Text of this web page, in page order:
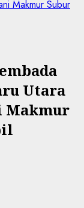
Makmur Subur
Utara
Makmur